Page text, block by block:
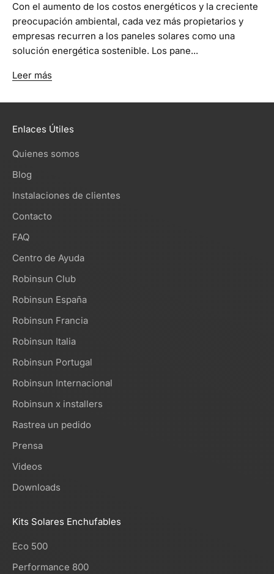
Con el aumento de los costos energéticos y la creciente
preocupación ambiental, cada vez más propietarios y
empresas recurren a los paneles solares como una
solución energética sostenible. Los pane...
Leer más
Enlaces Útiles
Quienes somos
Blog
Instalaciones de clientes
Contacto
FAQ
Centro de Ayuda
Robinsun Club
Robinsun España
Robinsun Francia
Robinsun Italia
Robinsun Portugal
Robinsun Internacional
Robinsun x installers
Rastrea un pedido
Prensa
Videos
Downloads
Kits Solares Enchufables
Eco 500
Performance 800